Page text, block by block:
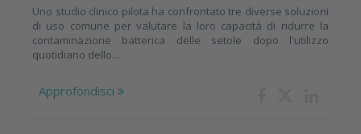
Uno studio clinico pilota ha confrontato tre diverse soluzioni
di uso comune per valutare la loro capacità di ridurre la
contaminazione batterica delle setole dopo l'utilizzo
quotidiano dello...
Approfondisci